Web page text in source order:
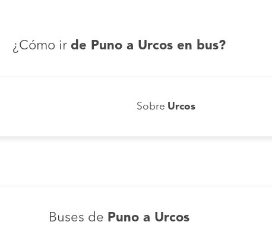
¿Cómo ir de Puno a Urcos en bus?
Sobre Urcos
Buses de Puno a Urcos